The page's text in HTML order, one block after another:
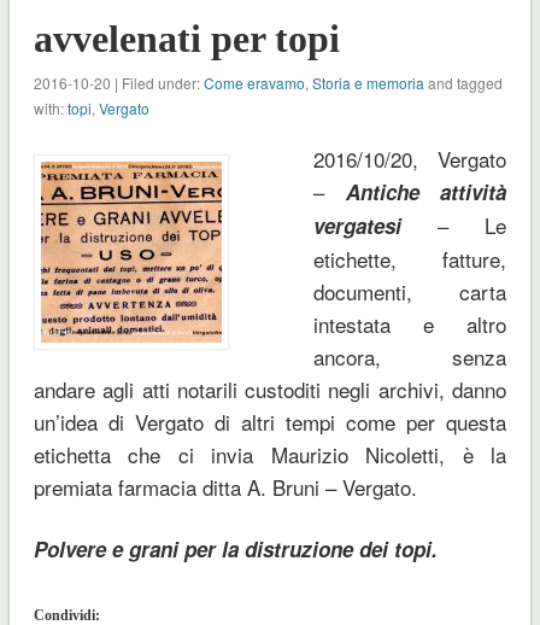
avvelenati per topi
2016-10-20 | Filed under:Come eravamo, Storia e memoria and tagged
with:topi, Vergato
2016/10/20, Vergato
– Antiche attività
vergatesi
– Le
etichette, fatture,
documenti, carta
intestata e altro
ancora, senza
andare agli atti notarili custoditi negli archivi, danno
un’idea di Vergato di altri tempi come per questa
etichetta che ci invia Maurizio Nicoletti, è la
premiata farmacia ditta A. Bruni – Vergato.
Polvere e grani per la distruzione dei topi.
Condividi: